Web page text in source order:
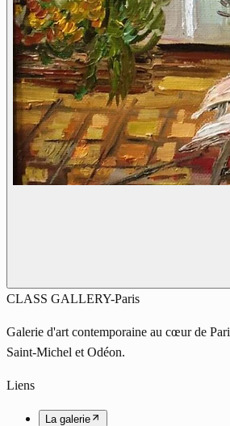
CLASS GALLERY-Paris
Galerie d'art contemporaine au cœur de
Saint-Michel et Odéon.
Liens
La galerie